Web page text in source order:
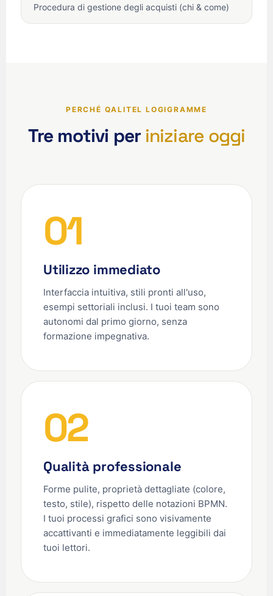
Procedura di gestione degli acquisti (chi & come)
PERCHÉ QALITEL LOGIGRAMME
Tre motivi per iniziare oggi
01
Utilizzo immediato
Interfaccia intuitiva, stili pronti all'uso,
esempi settoriali inclusi. I tuoi team sono
autonomi dal primo giorno, senza
formazione impegnativa.
02
Qualità professionale
Forme pulite, proprietà dettagliate (colore,
testo, stile), rispetto delle notazioni BPMN.
I tuoi processi grafici sono visivamente
accattivanti e immediatamente leggibili dai
tuoi lettori.